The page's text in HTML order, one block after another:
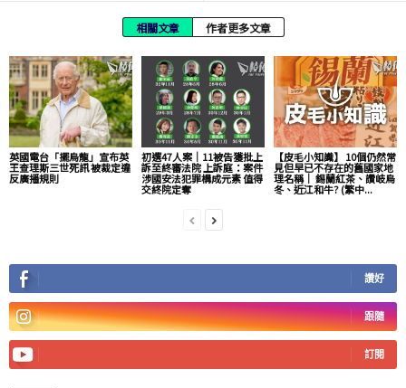
相關文章 作者更多文章
英國電台「擺烏龍」宣布英
王查理斯三世死訊 被裁定違
反廣播規則
初選47人案｜11被告獲批上
訴至終審法院 上訴庭：案件
涉國安法犯罪構成元素 值得
交終院定奪
【皮毛小知識】 10個仍然常
見但早已不存在的舊國家地
理名稱｜ 錫蘭紅茶、讚岐烏
冬、近江和牛? (繁中...
讚好
跟隨
訂閱